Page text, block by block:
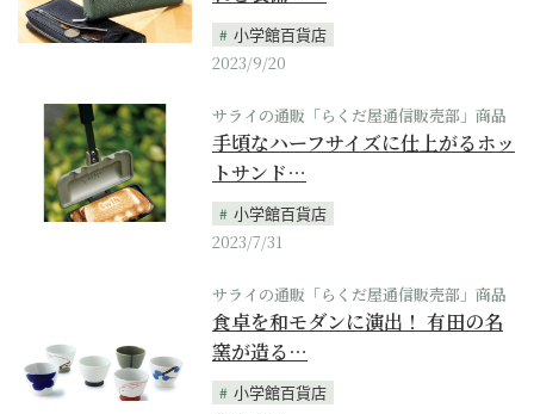
小学館百貨店
2023/9/20
サライの通販「らくだ屋通信販売部」商品
手頃なハーフサイズに仕上がるホッ
トサンド…
小学館百貨店
2023/7/31
サライの通販「らくだ屋通信販売部」商品
食卓を和モダンに演出！ 有田の名
窯が造る…
小学館百貨店